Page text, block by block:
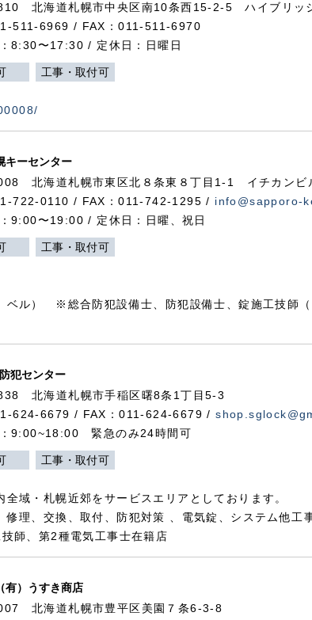
北海道札幌市中央区南10条西15-2-5 ハイブリッ
511-6969 / FAX：011-511-6970
8:30〜17:30 / 定休日：日曜日
工事・取付可
キーセンター
北海道札幌市東区北８条東８丁目1-1 イチカンビ
722-0110 / FAX：011-742-1295 / info@sapporo-
9:00〜19:00 / 定休日：日曜、祝日
工事・取付可
ベル） ※総合防犯設備士、防犯設備士、錠施工技師
犯センター
北海道札幌市手稲区曙8条1丁目5-3
624-6679 / FAX：011-624-6679 /
9:00~18:00 緊急のみ24時間可
工事・取付可
域・札幌近郊をサービスエリアとしております。
修理、交換、取付、防犯対策 、電気錠、システム他工
師、第2種電気工事士在籍店
）うすき商店
北海道札幌市豊平区美園７条6-3-8